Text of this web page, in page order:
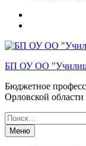
БП ОУ ОО
Бюджетное
Орловской
Искать:
Меню